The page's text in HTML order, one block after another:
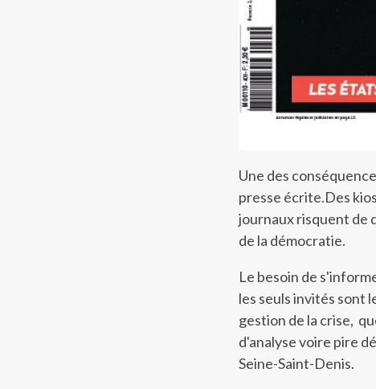
Une des
presse écrite.Des
journaux risquent de
de la démocratie.
Le besoin de
les seuls invités sont
gestion de la crise,
d'analyse voire pire
Seine-Saint-Denis.